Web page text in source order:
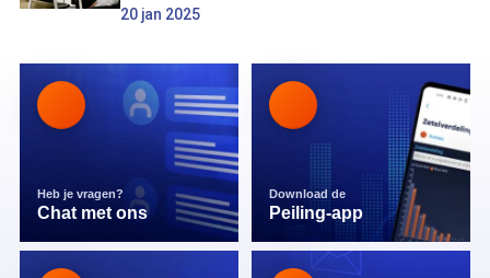
20 jan 2025
Heb je vragen?
Chat met ons
Download de
Peiling-app